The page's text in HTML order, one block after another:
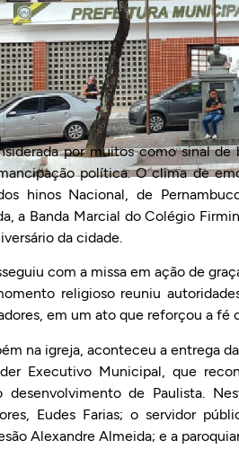
por muitos como sinal
política. O clima de
hinos Nacional, de
a Banda Marcial do Colégio
da cidade.
com a missa em ação de
religioso reuniu
em um ato que reforçou a
na igreja, aconteceu a entrega
Executivo Municipal, que
desenvolvimento de Paulista.
Eudes Farias; o servidor
Alexandre Almeida; e a